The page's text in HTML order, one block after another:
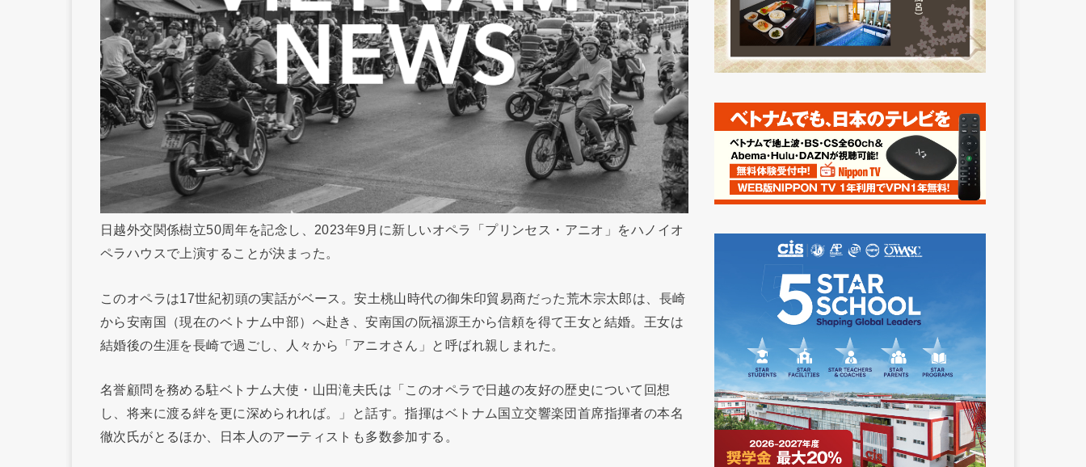
日越外交関係樹立50周年を記念し、2023年9月に新しいオペラ「プリンセス・アニオ」をハノイオ
ペラハウスで上演することが決まった。
このオペラは17世紀初頭の実話がベース。安土桃山時代の御朱印貿易商だった荒木宗太郎は、長崎
から安南国（現在のベトナム中部）へ赴き、安南国の阮福源王から信頼を得て王女と結婚。王女は
結婚後の生涯を長崎で過ごし、人々から「アニオさん」と呼ばれ親しまれた。
名誉顧問を務める駐ベトナム大使・山田滝夫氏は「このオペラで日越の友好の歴史について回想
し、将来に渡る絆を更に深められれば。」と話す。指揮はベトナム国立交響楽団首席指揮者の本名
徹次氏がとるほか、日本人のアーティストも多数参加する。